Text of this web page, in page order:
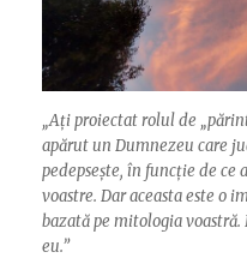
„Ați proiectat rolul de
apărut un Dumnezeu care
pedepsește, în funcție de ce
voastre. Dar aceasta este o
bazată pe mitologia
eu.”